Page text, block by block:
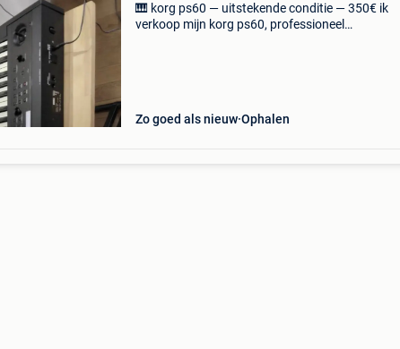
🎹 korg ps60 — uitstekende conditie — 350€ ik
verkoop mijn korg ps60, professioneel
Zo goed als nieuw Ophalen